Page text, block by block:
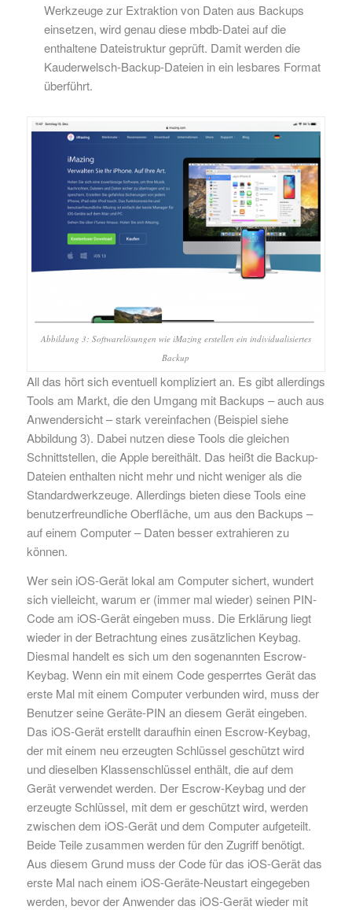
Werkzeuge zur Extraktion von Daten aus Backups
einsetzen, wird genau diese mbdb-Datei auf die
enthaltene Dateistruktur geprüft. Damit werden die
Kauderwelsch-Backup-Dateien in ein lesbares Format
überführt.
Abbildung 3: Softwarelösungen wie iMazing erstellen ein individualisiertes
Backup
All das hört sich eventuell kompliziert an. Es gibt allerdings
Tools am Markt, die den Umgang mit Backups – auch aus
Anwendersicht – stark vereinfachen (Beispiel siehe
Abbildung 3). Dabei nutzen diese Tools die gleichen
Schnittstellen, die Apple bereithält. Das heißt die Backup-
Dateien enthalten nicht mehr und nicht weniger als die
Standardwerkzeuge. Allerdings bieten diese Tools eine
benutzerfreundliche Oberfläche, um aus den Backups –
auf einem Computer – Daten besser extrahieren zu
können.
Wer sein iOS-Gerät lokal am Computer sichert, wundert
sich vielleicht, warum er (immer mal wieder) seinen PIN-
Code am iOS-Gerät eingeben muss. Die Erklärung liegt
wieder in der Betrachtung eines zusätzlichen Keybag.
Diesmal handelt es sich um den sogenannten Escrow-
Keybag. Wenn ein mit einem Code gesperrtes Gerät das
erste Mal mit einem Computer verbunden wird, muss der
Benutzer seine Geräte-PIN an diesem Gerät eingeben.
Das iOS-Gerät erstellt daraufhin einen Escrow-Keybag,
der mit einem neu erzeugten Schlüssel geschützt wird
und dieselben Klassenschlüssel enthält, die auf dem
Gerät verwendet werden. Der Escrow-Keybag und der
erzeugte Schlüssel, mit dem er geschützt wird, werden
zwischen dem iOS-Gerät und dem Computer aufgeteilt.
Beide Teile zusammen werden für den Zugriff benötigt.
Aus diesem Grund muss der Code für das iOS-Gerät das
erste Mal nach einem iOS-Geräte-Neustart eingegeben
werden, bevor der Anwender das iOS-Gerät wieder mit